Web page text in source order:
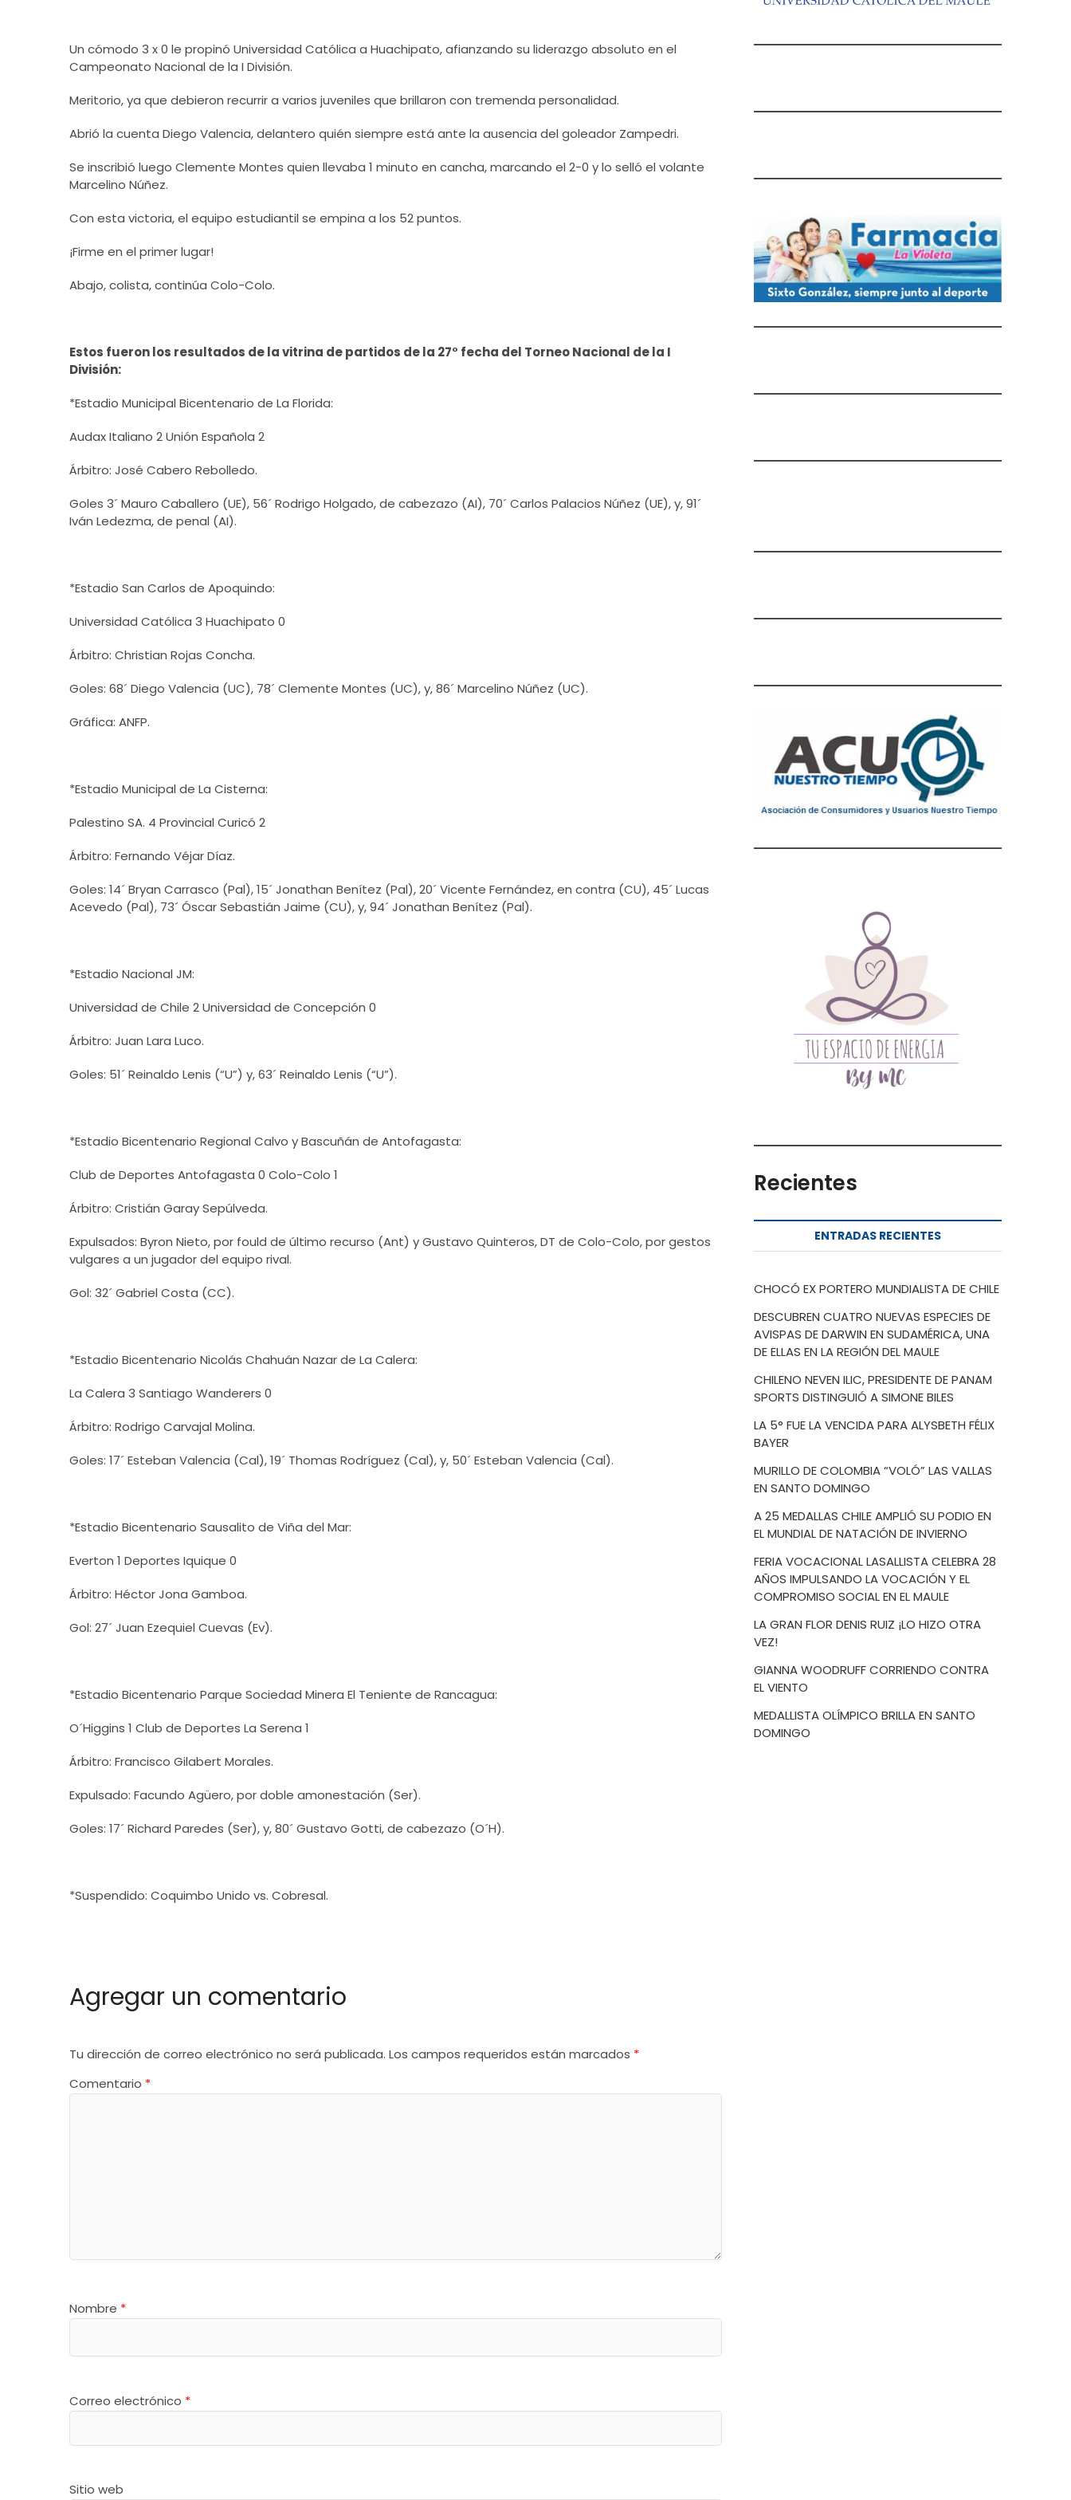
Un cómodo 3 x 0 le propinó Universidad Católica a Huachipato, afianzando su liderazgo absoluto en el
Campeonato Nacional de la I División.
Meritorio, ya que debieron recurrir a varios juveniles que brillaron con tremenda personalidad.
Abrió la cuenta Diego Valencia, delantero quién siempre está ante la ausencia del goleador Zampedri.
Se inscribió luego Clemente Montes quien llevaba 1 minuto en cancha, marcando el 2-0 y lo selló el volante
Marcelino Núñez.
Con esta victoria, el equipo estudiantil se empina a los 52 puntos.
¡Firme en el primer lugar!
Abajo, colista, continúa Colo-Colo.
Estos fueron los resultados de la vitrina de partidos de la 27° fecha del Torneo Nacional de la I
División:
*Estadio Municipal Bicentenario de La Florida:
Audax Italiano 2 Unión Española 2
Árbitro: José Cabero Rebolledo.
Goles 3´ Mauro Caballero (UE), 56´ Rodrigo Holgado, de cabezazo (AI), 70´ Carlos Palacios Núñez (UE), y, 91´
Iván Ledezma, de penal (AI).
*Estadio San Carlos de Apoquindo:
Universidad Católica 3 Huachipato 0
Árbitro: Christian Rojas Concha.
Goles: 68´ Diego Valencia (UC), 78´ Clemente Montes (UC), y, 86´ Marcelino Núñez (UC).
Gráfica: ANFP.
*Estadio Municipal de La Cisterna:
Palestino SA. 4 Provincial Curicó 2
Árbitro: Fernando Véjar Díaz.
Goles: 14´ Bryan Carrasco (Pal), 15´ Jonathan Benítez (Pal), 20´ Vicente Fernández, en contra (CU), 45´ Lucas
Acevedo (Pal), 73´ Óscar Sebastián Jaime (CU), y, 94´ Jonathan Benítez (Pal).
*Estadio Nacional JM:
Universidad de Chile 2 Universidad de Concepción 0
Árbitro: Juan Lara Luco.
Goles: 51´ Reinaldo Lenis (“U”) y, 63´ Reinaldo Lenis (“U”).
*Estadio Bicentenario Regional Calvo y Bascuñán de Antofagasta:
Club de Deportes Antofagasta 0 Colo-Colo 1
Árbitro: Cristián Garay Sepúlveda.
Expulsados: Byron Nieto, por fould de último recurso (Ant) y Gustavo Quinteros, DT de Colo-Colo, por gestos
vulgares a un jugador del equipo rival.
Gol: 32´ Gabriel Costa (CC).
*Estadio Bicentenario Nicolás Chahuán Nazar de La Calera:
La Calera 3 Santiago Wanderers 0
Árbitro: Rodrigo Carvajal Molina.
Goles: 17´ Esteban Valencia (Cal), 19´ Thomas Rodríguez (Cal), y, 50´ Esteban Valencia (Cal).
*Estadio Bicentenario Sausalito de Viña del Mar:
Everton 1 Deportes Iquique 0
Árbitro: Héctor Jona Gamboa.
Gol: 27´ Juan Ezequiel Cuevas (Ev).
*Estadio Bicentenario Parque Sociedad Minera El Teniente de Rancagua:
O´Higgins 1 Club de Deportes La Serena 1
Árbitro: Francisco Gilabert Morales.
Expulsado: Facundo Agüero, por doble amonestación (Ser).
Goles: 17´ Richard Paredes (Ser), y, 80´ Gustavo Gotti, de cabezazo (O´H).
*Suspendido: Coquimbo Unido vs. Cobresal.
Agregar un comentario
Tu dirección de correo electrónico no será publicada. Los campos requeridos están marcados *
Comentario *
Nombre *
Correo electrónico *
Sitio web
Recientes
ENTRADAS RECIENTES
CHOCÓ EX PORTERO MUNDIALISTA DE CHILE
DESCUBREN CUATRO NUEVAS ESPECIES DE
AVISPAS DE DARWIN EN SUDAMÉRICA, UNA
DE ELLAS EN LA REGIÓN DEL MAULE
CHILENO NEVEN ILIC, PRESIDENTE DE PANAM
SPORTS DISTINGUIÓ A SIMONE BILES
LA 5° FUE LA VENCIDA PARA ALYSBETH FÉLIX
BAYER
MURILLO DE COLOMBIA “VOLÓ” LAS VALLAS
EN SANTO DOMINGO
A 25 MEDALLAS CHILE AMPLIÓ SU PODIO EN
EL MUNDIAL DE NATACIÓN DE INVIERNO
FERIA VOCACIONAL LASALLISTA CELEBRA 28
AÑOS IMPULSANDO LA VOCACIÓN Y EL
COMPROMISO SOCIAL EN EL MAULE
LA GRAN FLOR DENIS RUIZ ¡LO HIZO OTRA
VEZ!
GIANNA WOODRUFF CORRIENDO CONTRA
EL VIENTO
MEDALLISTA OLÍMPICO BRILLA EN SANTO
DOMINGO